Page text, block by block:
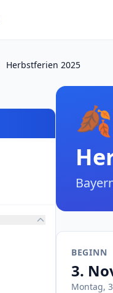
Herbstferien 2025
🍂
BEGINN
3.
Montag,